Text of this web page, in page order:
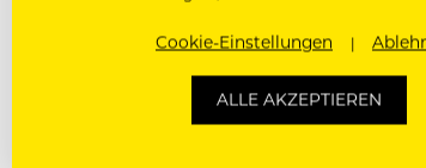
ZUSAMMEN MIT STAR-CHOCOLATIER
LEBENSMITTELPRODUKTION DURCH
SCHAFFENS BEGLEITETEN.
Cookie-Einstellungen
ALLE AKZEPTIEREN